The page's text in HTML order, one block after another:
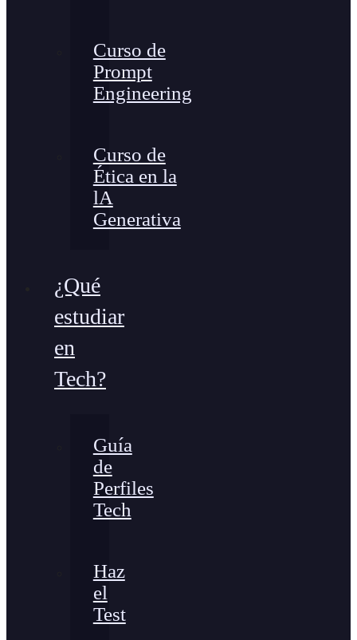
Curso de
Prompt
Engineering
Curso de
Ética en la
lA
Generativa
¿Qué
estudiar
en
Tech?
Guía
de
Perfiles
Tech
Haz
el
Test